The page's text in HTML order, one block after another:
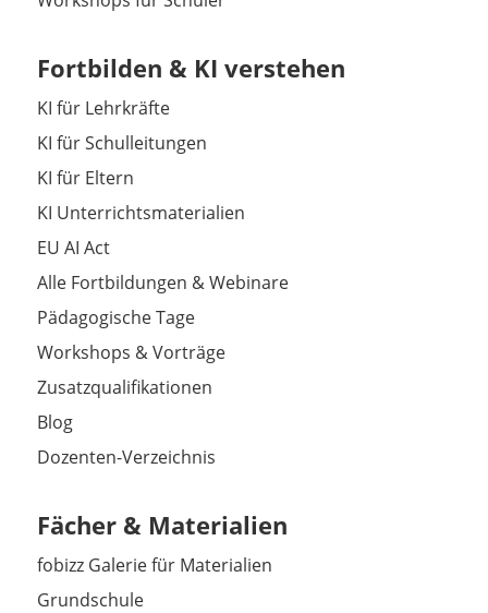
Fortbilden & KI verstehen
KI für Lehrkräfte
KI für Schulleitungen
KI für Eltern
KI Unterrichtsmaterialien
EU AI Act
Alle Fortbildungen & Webinare
Pädagogische Tage
Workshops & Vorträge
Zusatzqualifikationen
Blog
Dozenten-Verzeichnis
Fächer & Materialien
fobizz Galerie für Materialien
Grundschule